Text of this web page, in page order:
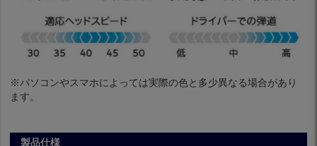
※パソコンやスマホによっては実際の色と多少異なる場合があり
ます。
製品仕様